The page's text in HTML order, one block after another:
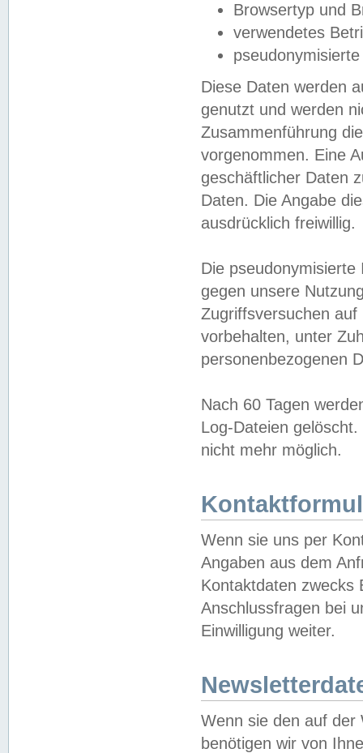
Browsertyp und
verwendetes
Diese Daten werden
genutzt und werden
Zusammenführung
vorgenommen. Eine
geschäftlicher Daten
Daten. Die Angabe
ausdrücklich freiwillig.
Die
gegen unsere
Zugriffsversuchen
vorbehalten, unter
personenbezogenen
Nach 60 Tagen
Log-Dateien
nicht mehr möglich.
Wenn sie uns per
Angaben aus dem
Kontaktdaten zwecks
Anschlussfragen bei
Einwilligung weiter.
Wenn sie den auf der
benötigen wir von